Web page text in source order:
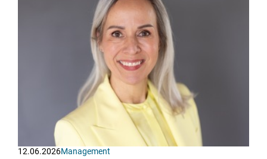
12.06.2026Management